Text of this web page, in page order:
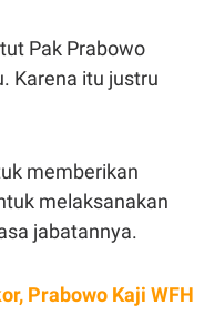
Pak Prabowo
Karena itu justru
memberikan
melaksanakan
jabatannya.
Prabowo Kaji WFH